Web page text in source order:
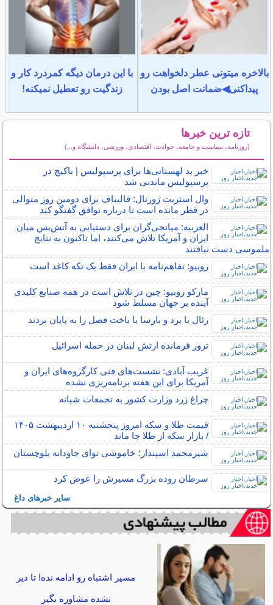
بالاخره میتونی عطر دلخواهت رو
پیداکنی◀ضمانت اصل بودن
با این درمان دیگه کمردرد کار و
زندگیت رو تعطیل نمیکنه!
تازه ترین خبرها
(روزنامه، سیاست و جامعه، حوادث، اقتصادی، ورزشی، دانشگاه و...)
خبر بد لهستانی‌ها برای پرسپولیس | باکیچ در
پرسپولیس ماندنی شد
وال استریت ژورنال: قالیباف برای دومین روز متوالی
در قطر مانده است تا درباره توافق گفتگو کند
العربیه: میانجی‌گران برای دستیابی به آتش‌بس میان
ایران و آمریکا تلاش می‌کنند، اما تاکنون به نتایج
ملموسی دست نیافتند
روبیو: تفاهم‌نامه با ایران فقط یک تکه کاغذ است
مارکو روبیو: چین در تلاش است در همه صنایع کلیدی
آینده بر جهان مسلط شود
رئال با برد و بارسا با باخت فصل را به پایان بردند
ترور فرمانده ارتش لبنان در حمله اسرائیل
غریب آبادی: نشست‌های فنی کارگروه‌های ایران و
آمریکا برای این هفته برنامه‌ریزی نشده
چراغ زرد وزارت کشور به تجمعات شبانه
قیمت طلا و سکه امروز پنجشنبه ۱۰ اردیبهشت ۱۴۰۵
/ بازار سکه از طلا جا ماند
شیرمحمد اسپندار؛ خاموشی نوای جاودانه بلوچستان
سرطان روده بزرگ مسیرش را عوض کرد
سایر خبرهای داغ
مسیر اشتباه رو ادامه نده! تا دیر
نشده مشاوره بگیر